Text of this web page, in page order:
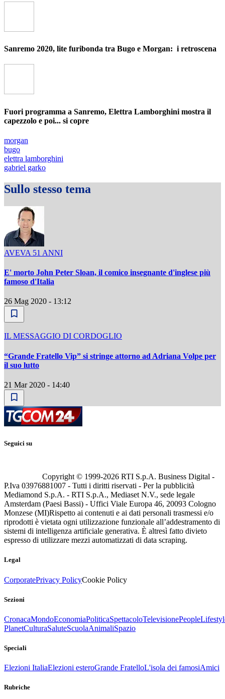
Sanremo 2020, lite furibonda tra Bugo e Morgan: i retroscena
Fuori programma a Sanremo, Elettra Lamborghini mostra il
capezzolo e poi... si copre
morgan
bugo
elettra lamborghini
gabriel garko
Sullo stesso tema
AVEVA 51 ANNI
E' morto John Peter Sloan, il comico insegnante d'inglese più
famoso d'Italia
26 Mag 2020 - 13:12
IL MESSAGGIO DI CORDOGLIO
“Grande Fratello Vip” si stringe attorno ad Adriana Volpe per
il suo lutto
21 Mar 2020 - 14:40
Seguici su
Copyright © 1999-2026 RTI S.p.A. Business Digital -
P.Iva 03976881007 - Tutti i diritti riservati - Per la pubblicità
Mediamond S.p.A. - RTI S.p.A., Mediaset N.V., sede legale
Amsterdam (Paesi Bassi) - Uffici Viale Europa 46, 20093 Cologno
Monzese (MI)Rispetto ai contenuti e ai dati personali trasmessi e/o
riprodotti è vietata ogni utilizzazione funzionale all’addestramento di
sistemi di intelligenza artificiale generativa. È altresì fatto divieto
espresso di utilizzare mezzi automatizzati di data scraping.
Legal
CorporatePrivacy PolicyCookie Policy
Sezioni
CronacaMondoEconomiaPoliticaSpettacoloTelevisionePeople
PlanetCulturaSaluteScuolaAnimaliSpazio
Speciali
Elezioni ItaliaElezioni esteroGrande FratelloL'isola dei famosiAmici
Rubriche